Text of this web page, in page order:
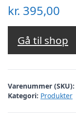
kr. 395,00
Gå til shop
Varenummer (SKU):
Kategori: Produkter